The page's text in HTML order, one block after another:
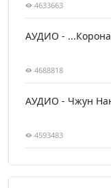
4633663
АУДИО -
4688818
АУДИО - Чжун
4593483